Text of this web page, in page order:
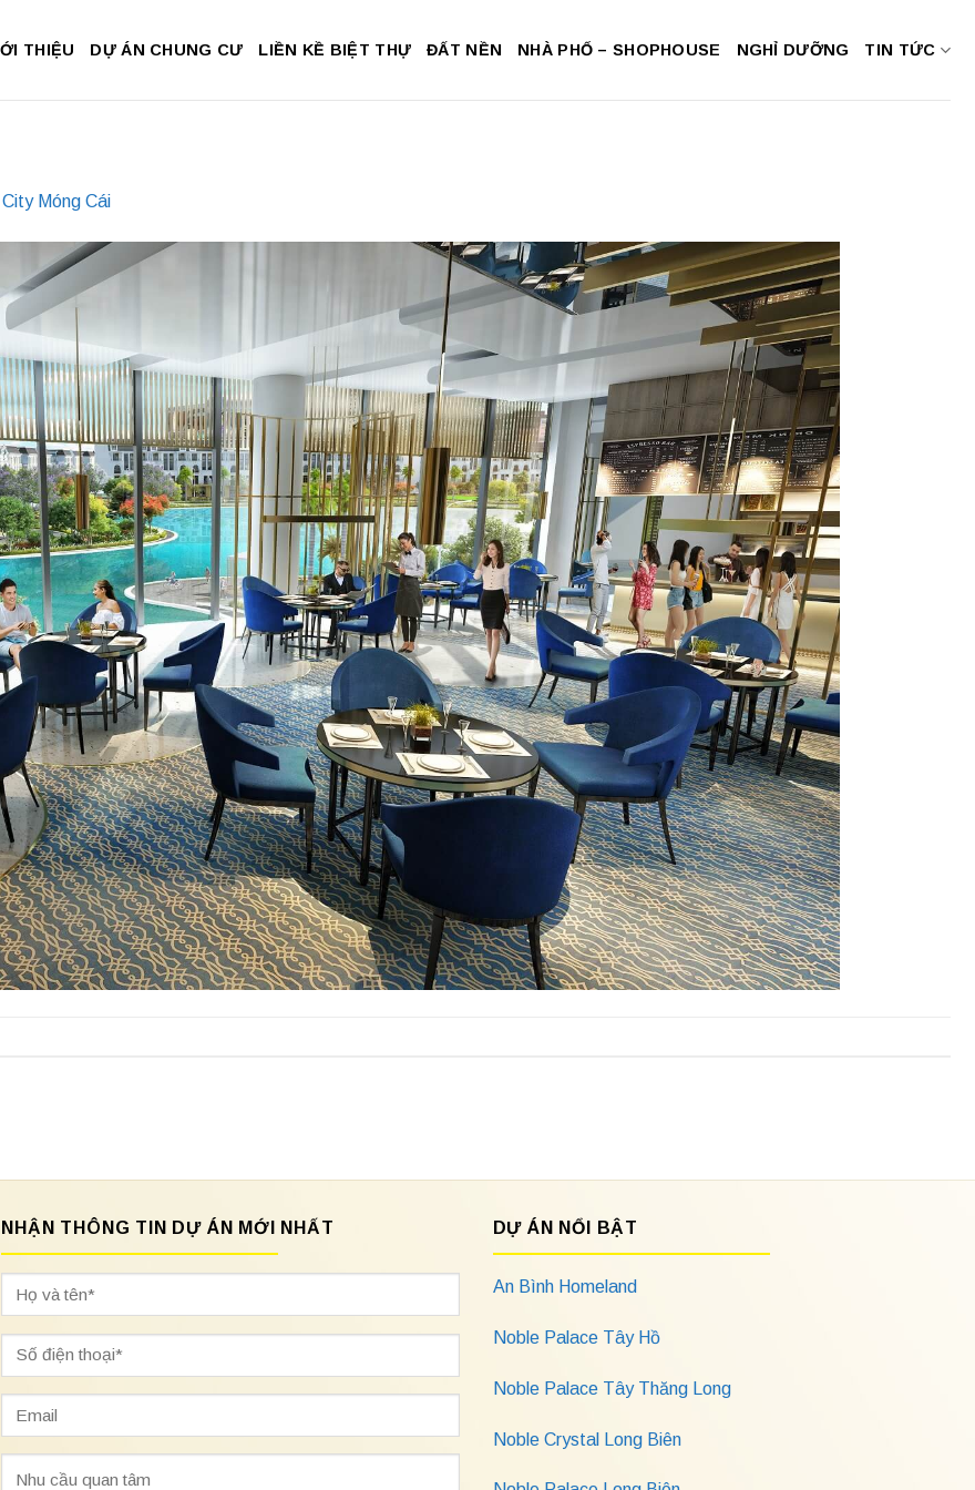
THIỆU DỰ ÁN CHUNG CƯ LIỀN KỀ BIỆT THỰ ĐẤT NỀN NHÀ PHỐ – SHOPHOUSE NGHỈ DƯỠNG TIN TỨC
Móng Cái
NHẬN THÔNG TIN DỰ ÁN MỚI NHẤT DỰ ÁN NỔI BẬT
An Bình Homeland
Noble Palace Tây Hồ
Noble Palace Tây Thăng Long
Noble Crystal Long Biên